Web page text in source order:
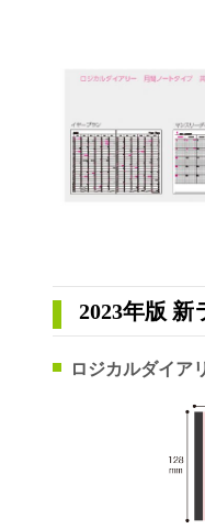
2023年版 新
ロジカルダイア